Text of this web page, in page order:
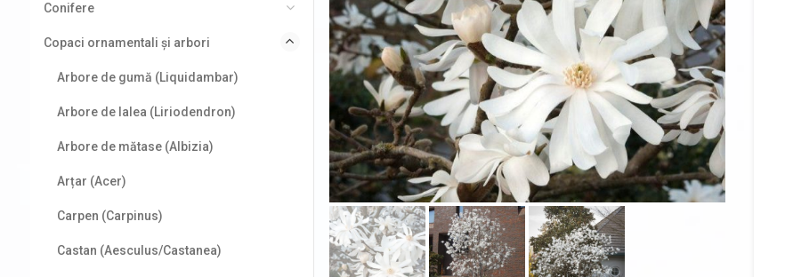
Conifere
Copaci ornamentali și arbori
Arbore de gumă (Liquidambar)
Arbore de lalea (Liriodendron)
Arbore de mătase (Albizia)
Arțar (Acer)
Carpen (Carpinus)
Castan (Aesculus/Castanea)